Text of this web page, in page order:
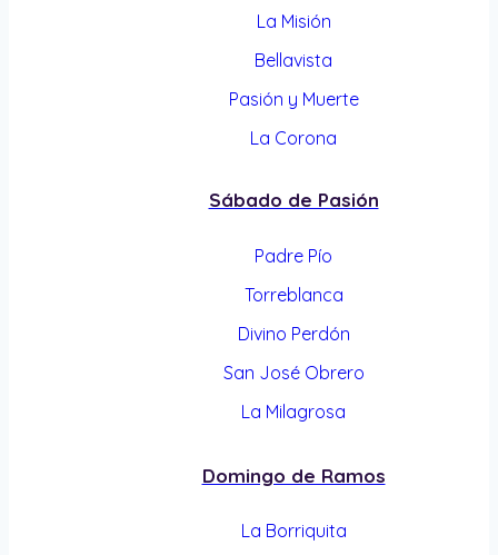
La Misión
Bellavista
Pasión y Muerte
La Corona
Sábado de Pasión
Padre Pío
Torreblanca
Divino Perdón
San José Obrero
La Milagrosa
Domingo de Ramos
La Borriquita